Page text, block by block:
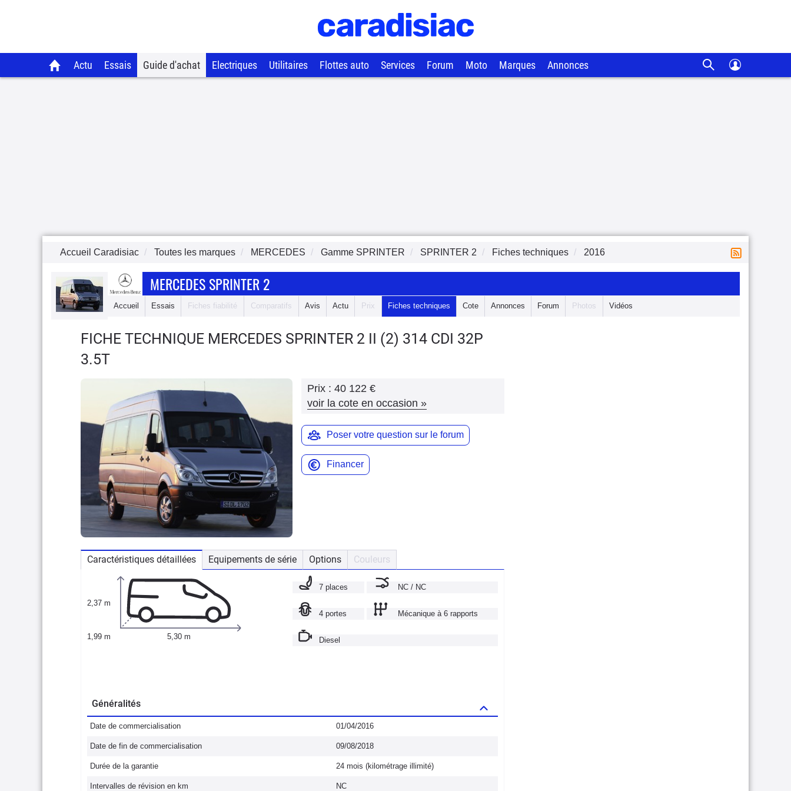
Actu Essais Guide d'achat Electriques Utilitaires Flottes auto Services Forum Moto Marques Annonces
Accueil Caradisiac Toutes les marques MERCEDES Gamme SPRINTER SPRINTER 2 Fiches techniques 2016
MERCEDES SPRINTER 2
Accueil Essais Fiches fiabilité Comparatifs Avis Actu Prix Fiches techniques Cote Annonces Forum Photos Vidéos
FICHE TECHNIQUE MERCEDES SPRINTER 2 II (2) 314 CDI 32P
3.5T
Prix : 40 122 €
voir la cote en occasion »
Poser votre question sur le forum
Financer
Caractéristiques détaillées Equipements de série Options Couleurs
2,37 m
1,99 m 5,30 m
7 places NC / NC
4 portes Mécanique à 6 rapports
Diesel
Généralités
Date de commercialisation 01/04/2016
Date de fin de commercialisation 09/08/2018
Durée de la garantie 24 mois (kilométrage illimité)
Intervalles de révision en km NC